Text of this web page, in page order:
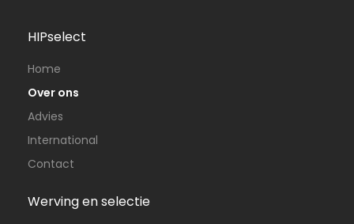
HIPselect
Home
Over ons
Advies
International
Contact
Werving en selectie